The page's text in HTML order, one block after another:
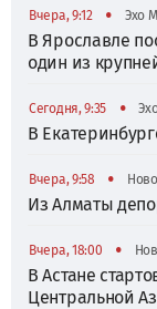
Вчера, 9:12 • Эхо
В Ярославле
один из
Сегодня, 9:35 •
В
Вчера, 9:58 •
Из Алматы
Вчера, 18:00 •
В Астане
Центральной